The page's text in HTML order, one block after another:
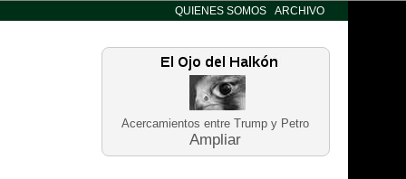
QUIENES SOMOS ARCHIVO
Acercamientos entre Trump y Petro
Ampliar